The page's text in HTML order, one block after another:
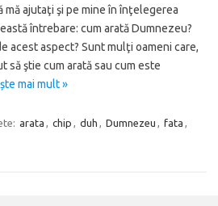
mă ajutaţi şi pe mine în înţelegerea
întrebare: cum arată Dumnezeu?
acest aspect? Sunt mulţi oameni care,
să ştie cum arată sau cum este
mai mult »
arata chip duh Dumnezeu fata